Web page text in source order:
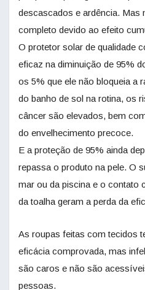
descascados e ardência. Mas
completo devido ao efeito
O protetor solar de qualidade
eficaz na diminuição de 95%
os 5% que ele não bloqueia a
do banho de sol na rotina, os
câncer são elevados, bem
do envelhecimento precoce.
E a proteção de 95% ainda
repassa o produto na pele. O
mar ou da piscina e o contato
da toalha geram a perda da
As roupas feitas com tecidos
eficácia comprovada, mas
são caros e não são
pessoas.